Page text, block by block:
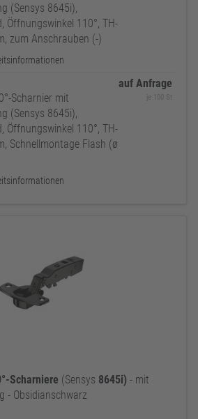
(Sensys 8645i),
Öffnungswinkel 110°, TH-
zum Anschrauben (-)
Scharnier mit
(Sensys 8645i),
Öffnungswinkel 110°, TH-
Schnellmontage Flash (ø
auf Anfrage
je 100 St
Scharniere (Sensys 8645i) - mit
- Obsidianschwarz